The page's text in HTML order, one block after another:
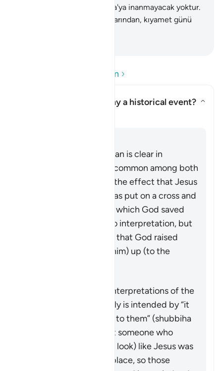
Soru ve Cevapları okuyun
Does the Quran here deny a historical event?
This passage in the Quran is clear in
rejecting the narrative common among both
Jews and Christians to the effect that Jesus
(peace be upon him) was put on a cross and
killed. The exact way in which God saved
him from that is open to interpretation, but
what is made explicit is that God raised
Jesus (peace by upon him) up (to the
Scholars have various interpretations of the
details, and what exactly is intended by “it
was made to appear so to them” (shubbiha
). Many state that someone who
looked (or was made to look) like Jesus was
put on the cross in his place, so those
ehlinden, ölmeden önce, İsa'ya inanmayacak yoktur.
O, gerektiği gibi inanmadıklarından, kıyamet günü